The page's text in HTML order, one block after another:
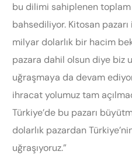
bu dilimi sahiplenen
bahsediliyor. Kitosan
milyar dolarlık bir hacim
pazara dahil olsun diye biz
uğraşmaya da devam
ihracat yolumuz tam
Türkiye’de bu pazarı
dolarlık pazardan
uğraşıyoruz.”